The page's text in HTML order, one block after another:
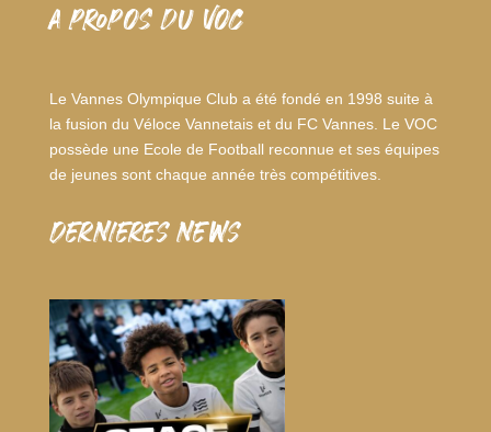
A PROPOS DU VOC
Le Vannes Olympique Club a été fondé en 1998 suite à
la fusion du Véloce Vannetais et du FC Vannes. Le VOC
possède une Ecole de Football reconnue et ses équipes
de jeunes sont chaque année très compétitives.
dernieres news